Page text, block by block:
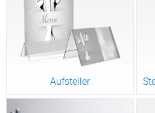
Aufsteller